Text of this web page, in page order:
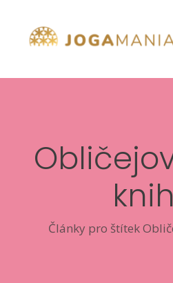
Články pro štítek